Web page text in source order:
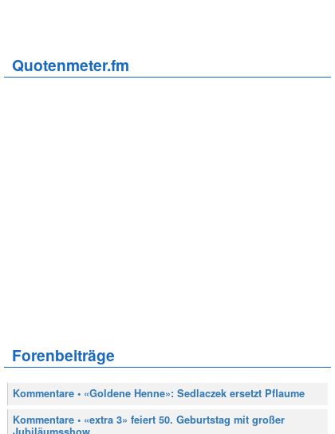
Quotenmeter.fm
Forenbeiträge
Kommentare • «Goldene Henne»: Sedlaczek ersetzt Pflaume
Kommentare • «extra 3» feiert 50. Geburtstag mit großer